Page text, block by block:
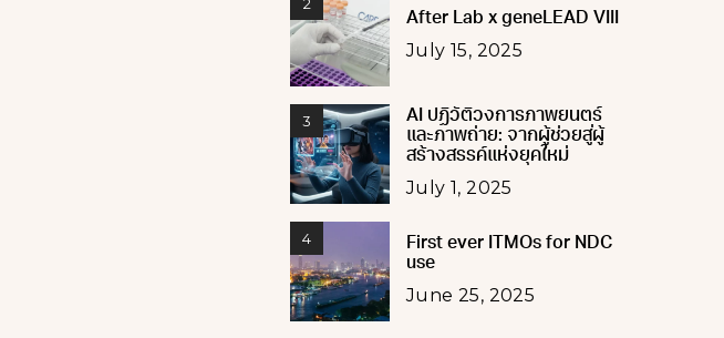
After Lab x geneLEAD VIII
July 15, 2025
3
AI ปฏิวัติวงการภาพยนตร์
และภาพถ่าย: จากผู้ช่วยสู่ผู้
สร้างสรรค์แห่งยุคใหม่
July 1, 2025
4
First ever ITMOs for NDC
use
June 25, 2025